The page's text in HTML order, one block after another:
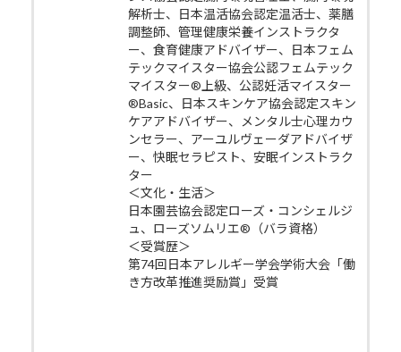
解析士、日本温活協会認定温活士、薬膳
調整師、管理健康栄養インストラクタ
ー、食育健康アドバイザー、日本フェム
テックマイスター協会公認フェムテック
マイスター®上級、公認妊活マイスター
®Basic、日本スキンケア協会認定スキン
ケアアドバイザー、メンタル士心理カウ
ンセラー、アーユルヴェーダアドバイザ
ー、快眠セラピスト、安眠インストラク
ター
＜文化・生活＞
日本園芸協会認定ローズ・コンシェルジ
ュ、ローズソムリエ®（バラ資格）
＜受賞歴＞
第74回日本アレルギー学会学術大会「働
き方改革推進奨励賞」受賞